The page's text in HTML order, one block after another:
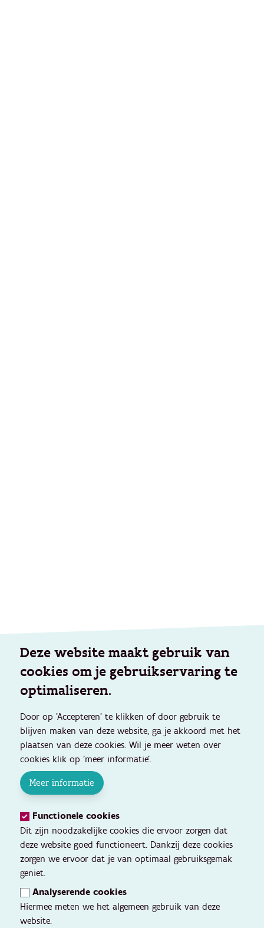
Deze website maakt gebruik van
cookies om je gebruikservaring te
optimaliseren.
Door op 'Accepteren' te klikken of door gebruik te
blijven maken van deze website, ga je akkoord met het
plaatsen van deze cookies. Wil je meer weten over
cookies klik op 'meer informatie'.
Meer informatie
Functionele cookies
Dit zijn noodzakelijke cookies die ervoor zorgen dat
deze website goed functioneert. Dankzij deze cookies
zorgen we ervoor dat je van optimaal gebruiksgemak
geniet.
Analyserende cookies
Hiermee meten we het algemeen gebruik van deze
website.